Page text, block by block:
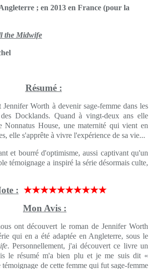
; en 2013 en France (pour la
the Midwife
Résumé :
Jennifer Worth à devenir sage-femme dans les
Docklands. Quand à vingt-deux ans elle
Nonnatus House, une maternité qui vient en
elle s'apprête à vivre l'expérience de sa vie...
et bourré d'optimisme, aussi captivant qu'un
témoignage a inspiré la série désormais culte,
: ★★★★★★★★★★
Mon Avis :
ont découvert le roman de Jennifer Worth
qui en a été adaptée en Angleterre, sous le
. Personnellement, j'ai découvert ce livre un
le résumé m'a bien plu et je me suis dit «
de cette femme qui fut sage-femme